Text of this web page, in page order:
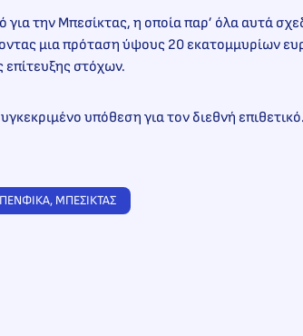
την Μπεσίκτας, η οποία παρ’ όλα αυτά
μια πρόταση ύψους 20 εκατομμυρίων
επίτευξης στόχων.
υπόθεση για τον διεθνή επιθετικό.
, ΜΠΕΣΙΚΤΑΣ